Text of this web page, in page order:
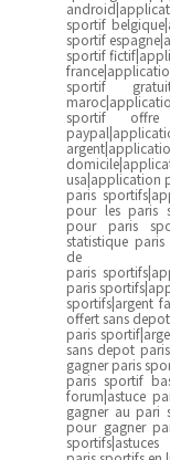
sportif
sportif
sportif
sportif
sportif offre
usa|application
paris
pour les paris
pour paris
statistique
de
paris
paris
sportifs|argent
offert sans
paris
sans depot
gagner paris
paris sportif
forum|astuce
gagner au pari
pour gagner
sportifs|astuces